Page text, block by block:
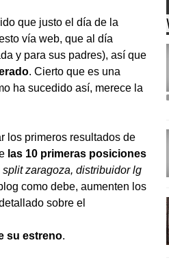
que justo el día de la
vía web, que al día
y para sus padres), así que
. Cierto que es una
ha sucedido así, merece la
los primeros resultados de
las 10 primeras posiciones
split zaragoza, distribuidorlg
como debe, aumenten los
sobre el
su estreno.